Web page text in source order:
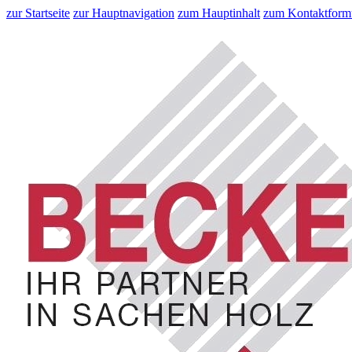
zur Startseite zur Hauptnavigation zum Hauptinhalt zum